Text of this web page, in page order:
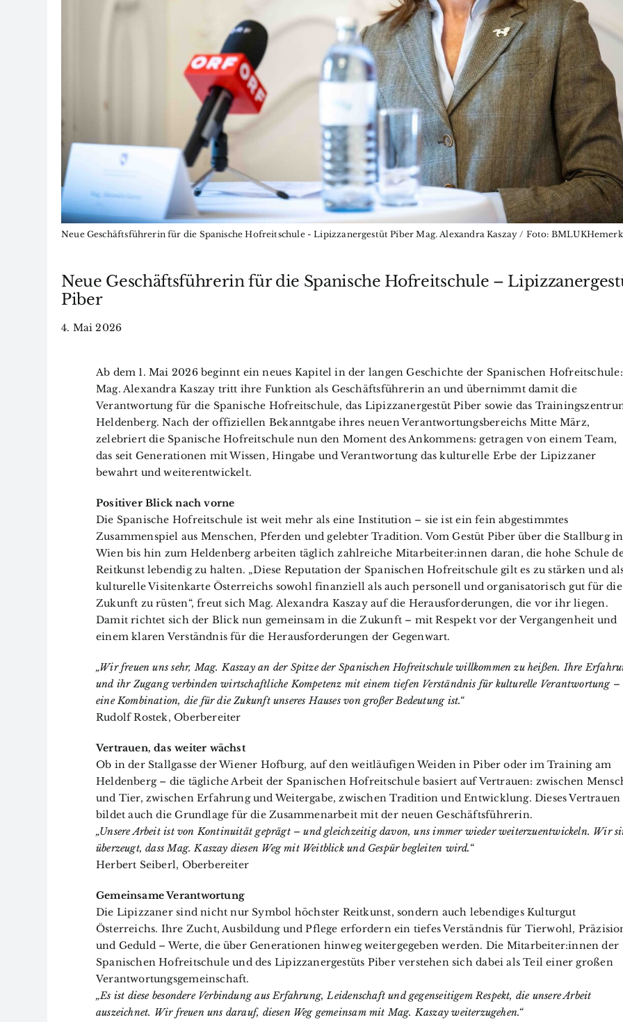
Neue Geschäftsführerin für die Spanische Hofreitschule - Lipizzanergestüt Piber Mag. Alexandra Kaszay / Foto:
Neue Geschäftsführerin für die Spanische Hofreitschule –
Piber
4. Mai 2026
Ab dem 1. Mai 2026 beginnt ein neues Kapitel in der langen Geschichte der Spanischen Hofreitschule:
Mag. Alexandra Kaszay tritt ihre Funktion als Geschäftsführerin an und übernimmt damit die
Verantwortung für die Spanische Hofreitschule, das Lipizzanergestüt Piber sowie das
Heldenberg. Nach der offiziellen Bekanntgabe ihres neuen Verantwortungsbereichs Mitte März,
zelebriert die Spanische Hofreitschule nun den Moment des Ankommens: getragen von einem Team,
das seit Generationen mit Wissen, Hingabe und Verantwortung das kulturelle Erbe der Lipizzaner
bewahrt und weiterentwickelt.
Positiver Blick nach vorne
Die Spanische Hofreitschule ist weit mehr als eine Institution – sie ist ein fein abgestimmtes
Zusammenspiel aus Menschen, Pferden und gelebter Tradition. Vom Gestüt Piber über die Stallburg in
Wien bis hin zum Heldenberg arbeiten täglich zahlreiche Mitarbeiter:innen daran, die hohe Schule
Reitkunst lebendig zu halten. „Diese Reputation der Spanischen Hofreitschule gilt es zu stärken und
kulturelle Visitenkarte Österreichs sowohl finanziell als auch personell und organisatorisch gut für die
Zukunft zu rüsten“, freut sich Mag. Alexandra Kaszay auf die Herausforderungen, die vor ihr liegen.
Damit richtet sich der Blick nun gemeinsam in die Zukunft – mit Respekt vor der Vergangenheit und
einem klaren Verständnis für die Herausforderungen der Gegenwart.
„Wir freuen uns sehr, Mag. Kaszay an der Spitze der Spanischen Hofreitschule willkommen zu heißen. Ihre
und ihr Zugang verbinden wirtschaftliche Kompetenz mit einem tiefen Verständnis für kulturelle Verantwortung –
eine Kombination, die für die Zukunft unseres Hauses von großer Bedeutung ist.“
Rudolf Rostek, Oberbereiter
Vertrauen, das weiter wächst
Ob in der Stallgasse der Wiener Hofburg, auf den weitläufigen Weiden in Piber oder im Training am
Heldenberg – die tägliche Arbeit der Spanischen Hofreitschule basiert auf Vertrauen: zwischen
und Tier, zwischen Erfahrung und Weitergabe, zwischen Tradition und Entwicklung. Dieses Vertrauen
bildet auch die Grundlage für die Zusammenarbeit mit der neuen Geschäftsführerin.
„Unsere Arbeit ist von Kontinuität geprägt – und gleichzeitig davon, uns immer wieder weiterzuentwickeln. Wir
überzeugt, dass Mag. Kaszay diesen Weg mit Weitblick und Gespür begleiten wird.“
Herbert Seiberl, Oberbereiter
Gemeinsame Verantwortung
Die Lipizzaner sind nicht nur Symbol höchster Reitkunst, sondern auch lebendiges Kulturgut
Österreichs. Ihre Zucht, Ausbildung und Pflege erfordern ein tiefes Verständnis für Tierwohl,
und Geduld – Werte, die über Generationen hinweg weitergegeben werden. Die Mitarbeiter:innen der
Spanischen Hofreitschule und des Lipizzanergestüts Piber verstehen sich dabei als Teil einer großen
Verantwortungsgemeinschaft.
„Es ist diese besondere Verbindung aus Erfahrung, Leidenschaft und gegenseitigem Respekt, die unsere Arbeit
auszeichnet. Wir freuen uns darauf, diesen Weg gemeinsam mit Mag. Kaszay weiterzugehen.“
Event
Shows /